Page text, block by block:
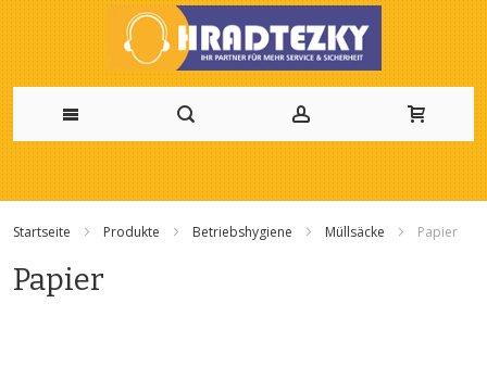
Zum
Startseite Produkte Betriebshygiene Müllsäcke Papier
Papier